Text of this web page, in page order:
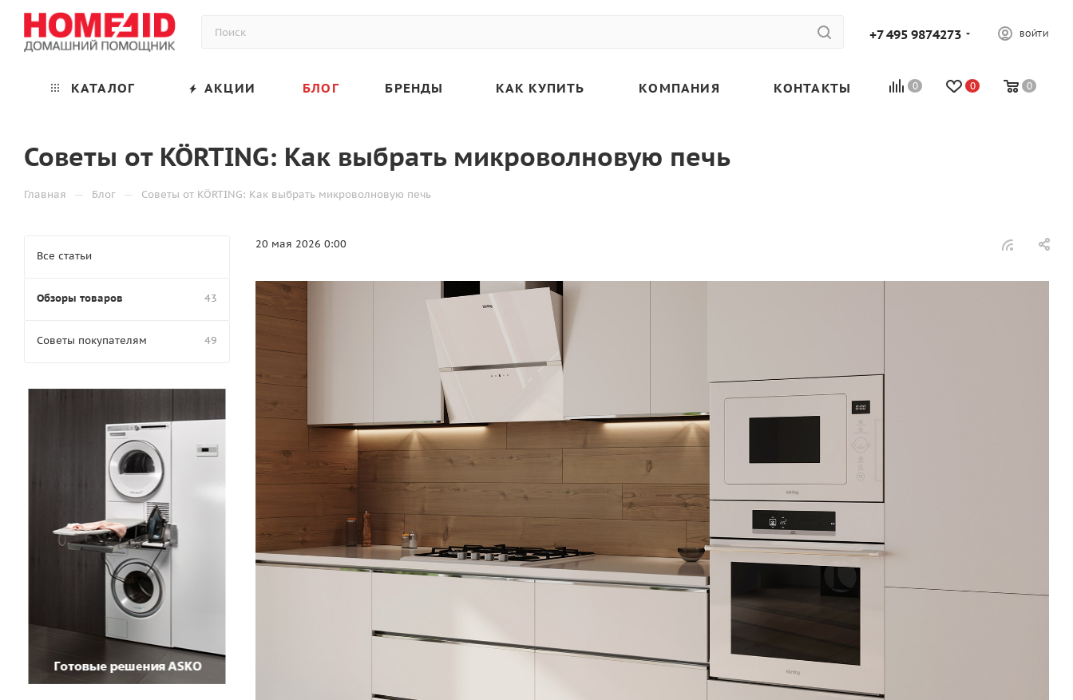
+7 495 9874273 ВОЙТИ
0 0 0
КАТАЛОГ АКЦИИ БЛОГ БРЕНДЫ КАК КУПИТЬ КОМПАНИЯ КОНТАКТЫ
Советы от KÖRTING: Как выбрать микроволновую печь
Главная — Блог — Советы от KÖRTING: Как выбрать микроволновую печь
20 мая 2026 0:00
Все статьи
Обзоры товаров 43
Советы покупателям 49